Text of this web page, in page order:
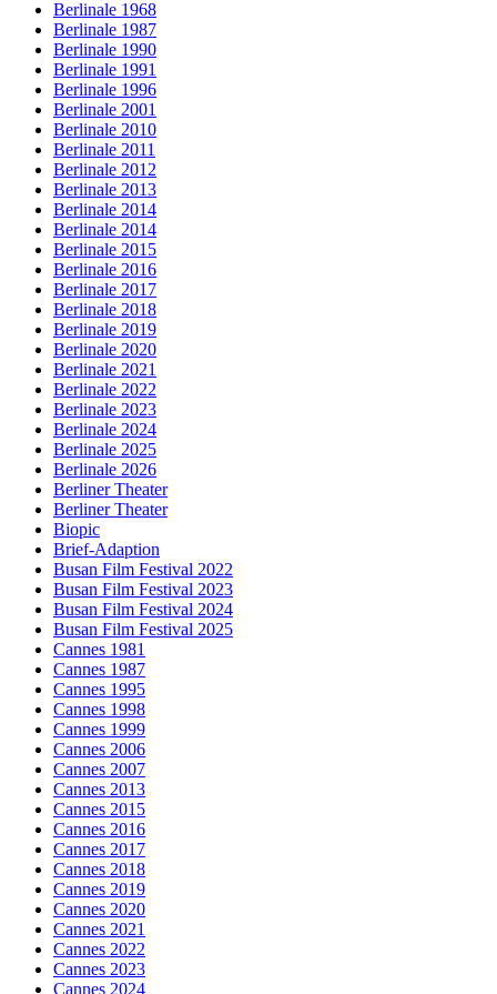
Berlinale 1968
Berlinale 1987
Berlinale 1990
Berlinale 1991
Berlinale 1996
Berlinale 2001
Berlinale 2010
Berlinale 2011
Berlinale 2012
Berlinale 2013
Berlinale 2014
Berlinale 2014
Berlinale 2015
Berlinale 2016
Berlinale 2017
Berlinale 2018
Berlinale 2019
Berlinale 2020
Berlinale 2021
Berlinale 2022
Berlinale 2023
Berlinale 2024
Berlinale 2025
Berlinale 2026
Berliner Theater
Berliner Theater
Biopic
Brief-Adaption
Busan Film Festival 2022
Busan Film Festival 2023
Busan Film Festival 2024
Busan Film Festival 2025
Cannes 1981
Cannes 1987
Cannes 1995
Cannes 1998
Cannes 1999
Cannes 2006
Cannes 2007
Cannes 2013
Cannes 2015
Cannes 2016
Cannes 2017
Cannes 2018
Cannes 2019
Cannes 2020
Cannes 2021
Cannes 2022
Cannes 2023
Cannes 2024